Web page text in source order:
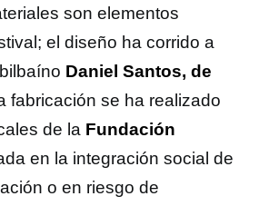
son elementos
el diseño ha corrido a
Daniel Santos, de
fabricación se ha realizado
de la Fundación
en la integración social de
o en riesgo de